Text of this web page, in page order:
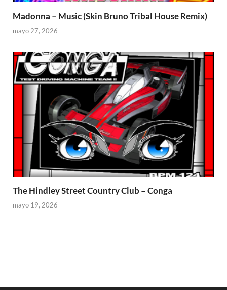
Madonna – Music (Skin Bruno Tribal House Remix)
mayo 27, 2026
The Hindley Street Country Club – Conga
mayo 19, 2026